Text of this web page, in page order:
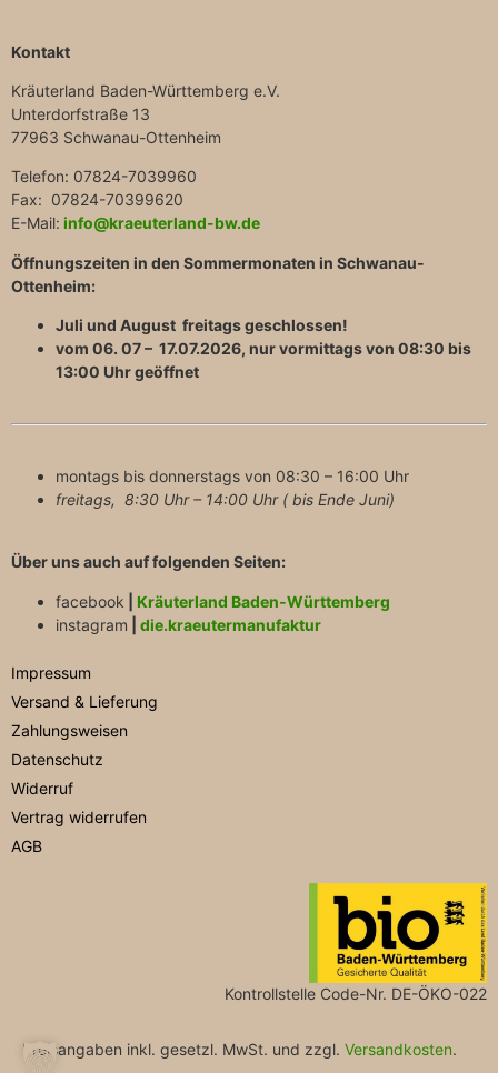
Kontakt
Kräuterland Baden-Württemberg e.V.
Unterdorfstraße 13
77963 Schwanau-Ottenheim
Telefon: 07824-7039960
Fax: 07824-70399620
E-Mail: info@kraeuterland-bw.de
Öffnungszeiten in den Sommermonaten in Schwanau-
Ottenheim:
Juli und August freitags geschlossen!
vom 06. 07 – 17.07.2026, nur vormittags von 08:30 bis
13:00 Uhr geöffnet
montags bis donnerstags von 08:30 – 16:00 Uhr
freitags, 8:30 Uhr – 14:00 Uhr ( bis Ende Juni)
Über uns auch auf folgenden Seiten:
facebook
Kräuterland Baden-Württemberg
instagram
die.kraeutermanufaktur
Impressum
Versand & Lieferung
Zahlungsweisen
Datenschutz
Widerruf
Vertrag widerrufen
AGB
Kontrollstelle Code-Nr. DE-ÖKO-022
Preisangaben inkl. gesetzl. MwSt. und zzgl. Versandkosten.